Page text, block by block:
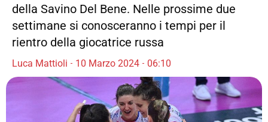
della Savino Del Bene. Nelle prossime due
settimane si conosceranno i tempi per il
rientro della giocatrice russa
Luca Mattioli 10 Marzo 2024 06:10